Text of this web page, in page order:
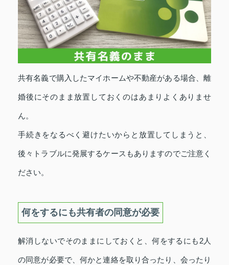
共有名義で購入したマイホームや不動産がある場合、離
婚後にそのまま放置しておくのはあまりよくありませ
ん。
手続きをなるべく避けたいからと放置してしまうと、
後々トラブルに発展するケースもありますのでご注意く
ださい。
何をするにも共有者の同意が必要
解消しないでそのままにしておくと、何をするにも2人
の同意が必要で、何かと連絡を取り合ったり、会ったり